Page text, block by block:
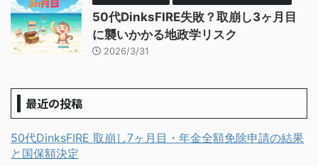
50代DinksFIRE失敗？取崩し3ヶ月目
に襲いかかる地政学リスク
2026/3/31
最近の投稿
50代DinksFIRE 取崩し7ヶ月目・年金全額免除申請の結果
と国保額決定